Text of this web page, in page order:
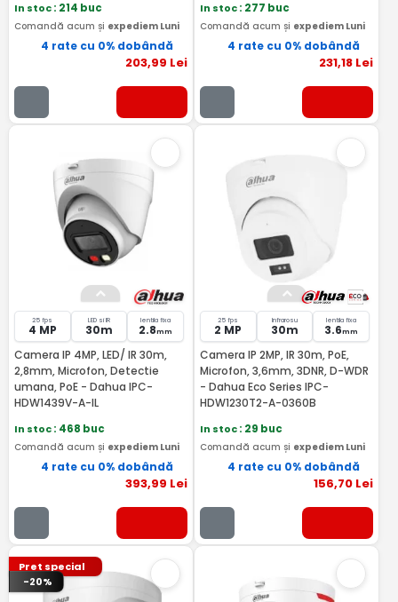
In stoc: 214 buc
Comandă acum și expediem Luni
4 rate cu 0% dobândă
203,99 Lei
In stoc: 277 buc
Comandă acum și expediem Luni
4 rate cu 0% dobândă
231,18 Lei
25 fps
4 MP
LED si IR
30m
lentila fixa
2.8mm
Camera IP 4MP, LED/ IR 30m,
2,8mm, Microfon, Detectie
umana, PoE - Dahua IPC-
HDW1439V-A-IL
In stoc: 468 buc
Comandă acum și expediem Luni
4 rate cu 0% dobândă
393,99 Lei
25 fps
2 MP
Infrarosu
30m
lentila fixa
3.6mm
Camera IP 2MP, IR 30m, PoE,
Microfon, 3,6mm, 3DNR, D-WDR
- Dahua Eco Series IPC-
HDW1230T2-A-0360B
In stoc: 29 buc
Comandă acum și expediem Luni
4 rate cu 0% dobândă
156,70 Lei
Pret special
-20%